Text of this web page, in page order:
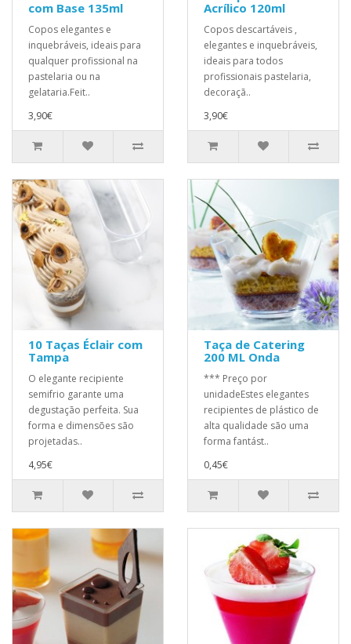
com Base 135ml
Copos elegantes e
inquebráveis, ideais para
qualquer profissional na
pastelaria ou na
gelataria.Feit..
3,90€
Acrílico 120ml
Copos descartáveis ​,
elegantes e inquebráveis,
ideais para todos
profissionais pastelaria,
decoraçã..
3,90€
10 Taças Éclair com
Tampa
O elegante recipiente
semifrio garante uma
degustação perfeita. Sua
forma e dimensões são
projetadas..
4,95€
Taça de Catering
200 ML Onda
*** Preço por
unidadeEstes elegantes
recipientes de plástico de
alta qualidade são uma
forma fantást..
0,45€